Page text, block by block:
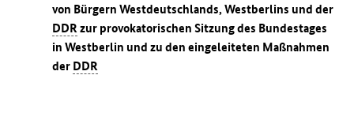
von Bürgern Westdeutschlands, Westberlins und der
DDRzur provokatorischen Sitzung des Bundestages
in Westberlin und zu den eingeleiteten Maßnahmen
der DDR